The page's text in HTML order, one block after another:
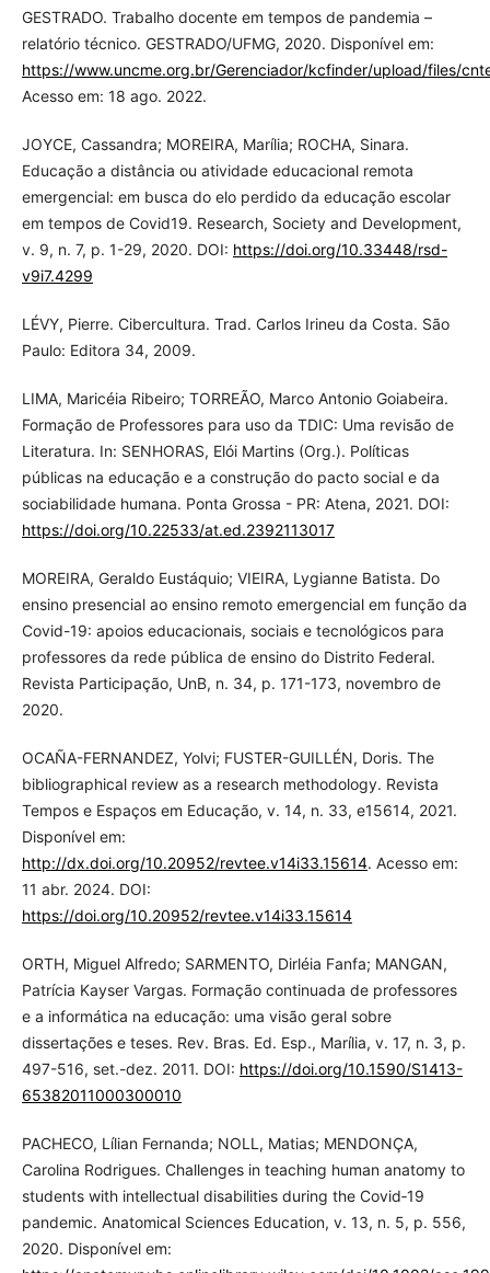
GESTRADO. Trabalho docente em tempos de pandemia –
relatório técnico. GESTRADO/UFMG, 2020. Disponível em:
https://www.uncme.org.br/Gerenciador/kcfinder/upload/files/
Acesso em: 18 ago. 2022.
JOYCE, Cassandra; MOREIRA, Marília; ROCHA, Sinara.
Educação a distância ou atividade educacional remota
emergencial: em busca do elo perdido da educação escolar
em tempos de Covid19. Research, Society and Development,
v. 9, n. 7, p. 1-29, 2020. DOI: https://doi.org/10.33448/rsd-
v9i7.4299
LÉVY, Pierre. Cibercultura. Trad. Carlos Irineu da Costa. São
Paulo: Editora 34, 2009.
LIMA, Maricéia Ribeiro; TORREÃO, Marco Antonio Goiabeira.
Formação de Professores para uso da TDIC: Uma revisão de
Literatura. In: SENHORAS, Elói Martins (Org.). Políticas
públicas na educação e a construção do pacto social e da
sociabilidade humana. Ponta Grossa - PR: Atena, 2021. DOI:
https://doi.org/10.22533/at.ed.2392113017
MOREIRA, Geraldo Eustáquio; VIEIRA, Lygianne Batista. Do
ensino presencial ao ensino remoto emergencial em função da
Covid-19: apoios educacionais, sociais e tecnológicos para
professores da rede pública de ensino do Distrito Federal.
Revista Participação, UnB, n. 34, p. 171-173, novembro de
2020.
OCAÑA-FERNANDEZ, Yolvi; FUSTER-GUILLÉN, Doris. The
bibliographical review as a research methodology. Revista
Tempos e Espaços em Educação, v. 14, n. 33, e15614, 2021.
Disponível em:
http://dx.doi.org/10.20952/revtee.v14i33.15614. Acesso em:
11 abr. 2024. DOI:
https://doi.org/10.20952/revtee.v14i33.15614
ORTH, Miguel Alfredo; SARMENTO, Dirléia Fanfa; MANGAN,
Patrícia Kayser Vargas. Formação continuada de professores
e a informática na educação: uma visão geral sobre
dissertações e teses. Rev. Bras. Ed. Esp., Marília, v. 17, n. 3, p.
497-516, set.-dez. 2011. DOI: https://doi.org/10.1590/S1413-
65382011000300010
PACHECO, Lílian Fernanda; NOLL, Matias; MENDONÇA,
Carolina Rodrigues. Challenges in teaching human anatomy to
students with intellectual disabilities during the Covid‐19
pandemic. Anatomical Sciences Education, v. 13, n. 5, p. 556,
2020. Disponível em: